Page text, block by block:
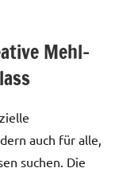
Mehl-
auch für alle,
suchen. Die